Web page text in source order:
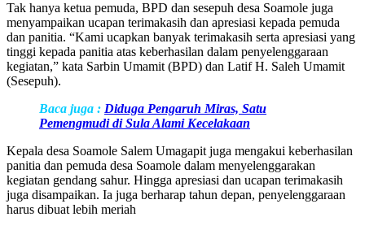
Tak hanya ketua pemuda, BPD dan sesepuh desa Soamole juga
menyampaikan ucapan terimakasih dan apresiasi kepada pemuda
dan panitia. “Kami ucapkan banyak terimakasih serta apresiasi yang
tinggi kepada panitia atas keberhasilan dalam penyelenggaraan
kegiatan,” kata Sarbin Umamit (BPD) dan Latif H. Saleh Umamit
(Sesepuh).
Baca juga : Diduga Pengaruh Miras, Satu
Pemengmudi di Sula Alami Kecelakaan
Kepala desa Soamole Salem Umagapit juga mengakui keberhasilan
panitia dan pemuda desa Soamole dalam menyelenggarakan
kegiatan gendang sahur. Hingga apresiasi dan ucapan terimakasih
juga disampaikan. Ia juga berharap tahun depan, penyelenggaraan
harus dibuat lebih meriah